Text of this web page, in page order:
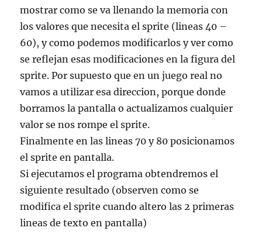
mostrar como se va llenando la memoria con
los valores que necesita el sprite (lineas 40 –
60), y como podemos modificarlos y ver como
se reflejan esas modificaciones en la figura del
sprite. Por supuesto que en un juego real no
vamos a utilizar esa direccion, porque donde
borramos la pantalla o actualizamos cualquier
valor se nos rompe el sprite.
Finalmente en las lineas 70 y 80 posicionamos
el sprite en pantalla.
Si ejecutamos el programa obtendremos el
siguiente resultado (observen como se
modifica el sprite cuando altero las 2 primeras
lineas de texto en pantalla)